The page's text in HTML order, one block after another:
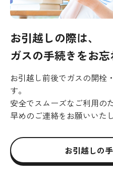
お引越しの際は、
ガスの手続きをお忘
お引越し前後でガスの開栓
す。
安全でスムーズなご利用の
早めのご連絡をお願いいた
お引越しの